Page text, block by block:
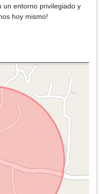
un entorno privilegiado y
hoy mismo!